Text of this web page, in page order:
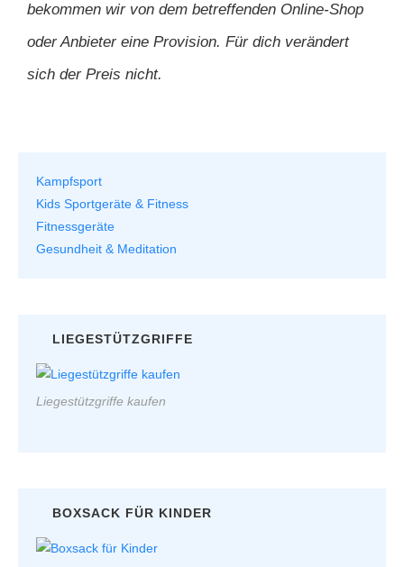
bekommen wir von dem betreffenden Online-Shop
oder Anbieter eine Provision. Für dich verändert
sich der Preis nicht.
Kampfsport
Kids Sportgeräte & Fitness
Fitnessgeräte
Gesundheit & Meditation
LIEGESTÜTZGRIFFE
Liegestützgriffe kaufen
BOXSACK FÜR KINDER